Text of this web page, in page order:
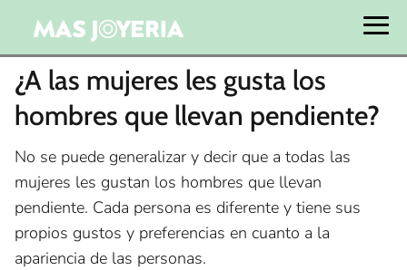
¿A las mujeres les gusta los
hombres que llevan pendiente?
No se puede generalizar y decir que a todas las
mujeres les gustan los hombres que llevan
pendiente. Cada persona es diferente y tiene sus
propios gustos y preferencias en cuanto a la
apariencia de las personas.